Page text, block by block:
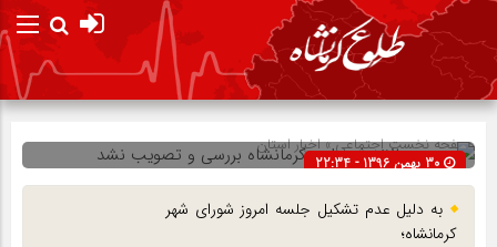
صفحه نخستاجتماعی»اخبار استان
30 بهمن 1396 - 22:34
شناسه : 5246
به دلیل عدم تشکیل جلسه امروز شورای شهر
کرمانشاه؛